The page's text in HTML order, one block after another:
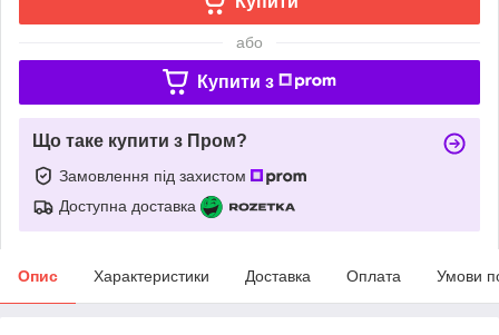
або
Купити з
Що таке купити з Пром?
Замовлення під захистом
Доступна доставка
Опис Характеристики Доставка Оплата Умови